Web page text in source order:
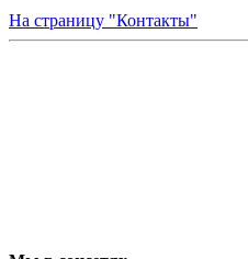
На страницу "Контакты"